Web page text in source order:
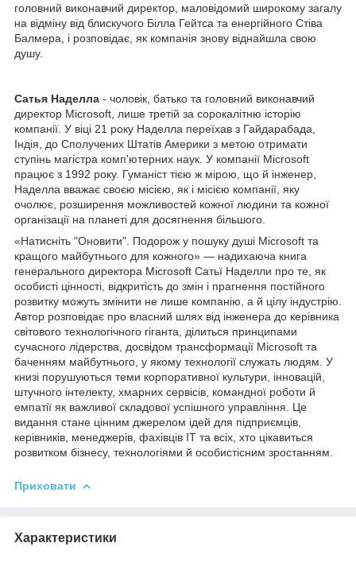
головний виконавчий директор, маловідомий широкому загалу
на відміну від блискучого Білла Гейтса та енергійного Стіва
Балмера, і розповідає, як компанія знову віднайшла свою
душу.
Сатья Наделла - чоловік, батько та головний виконавчий
директор Microsoft, лише третій за сорокалітню історію
компанії. У віці 21 року Наделла переїхав з Гайдарабада,
Індія, до Сполучених Штатів Америки з метою отримати
ступінь магістра комп'ютерних наук. У компанії Microsoft
працює з 1992 року. Гуманіст тією ж мірою, що й інженер,
Наделла вважає своєю місією, як і місією компанії, яку
очолює, розширення можливостей кожної людини та кожної
організації на планеті для досягнення більшого.
«Натисніть "Оновити". Подорож у пошуку душі Microsoft та
кращого майбутнього для кожного» — надихаюча книга
генерального директора Microsoft Сатьї Наделли про те, як
особисті цінності, відкритість до змін і прагнення постійного
розвитку можуть змінити не лише компанію, а й цілу індустрію.
Автор розповідає про власний шлях від інженера до керівника
світового технологічного гіганта, ділиться принципами
сучасного лідерства, досвідом трансформації Microsoft та
баченням майбутнього, у якому технології служать людям. У
книзі порушуються теми корпоративної культури, інновацій,
штучного інтелекту, хмарних сервісів, командної роботи й
емпатії як важливої складової успішного управління. Це
видання стане цінним джерелом ідей для підприємців,
керівників, менеджерів, фахівців ІТ та всіх, хто цікавиться
розвитком бізнесу, технологіями й особистісним зростанням.
Приховати
Характеристики